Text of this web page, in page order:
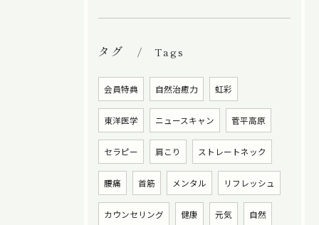
タグ Tags
会員特典 自然治癒力 虹彩
東洋医学 ニュースキャン 菅平高原
セラピー 肩こり ストレートネック
腰痛 首筋 メンタル リフレッシュ
カウンセリング 健康 元気 自然